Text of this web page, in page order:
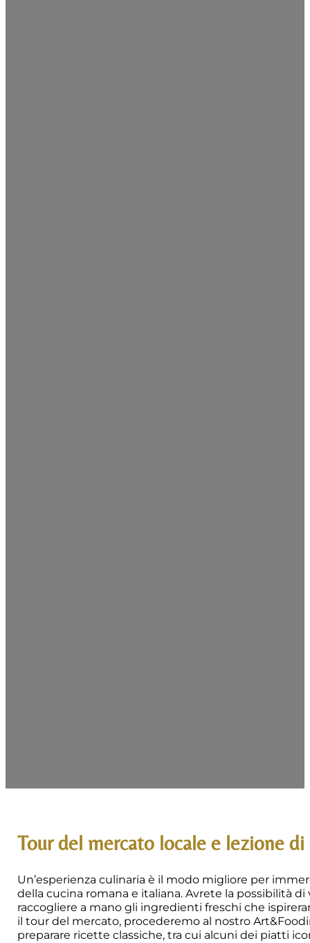
Tour del mercato locale e lezione di
Un’esperienza culinaria è il modo migliore per
della cucina romana e italiana. Avrete la possibilità
raccogliere a mano gli ingredienti freschi che
il tour del mercato, procederemo al nostro
preparare ricette classiche, tra cui alcuni dei piatti